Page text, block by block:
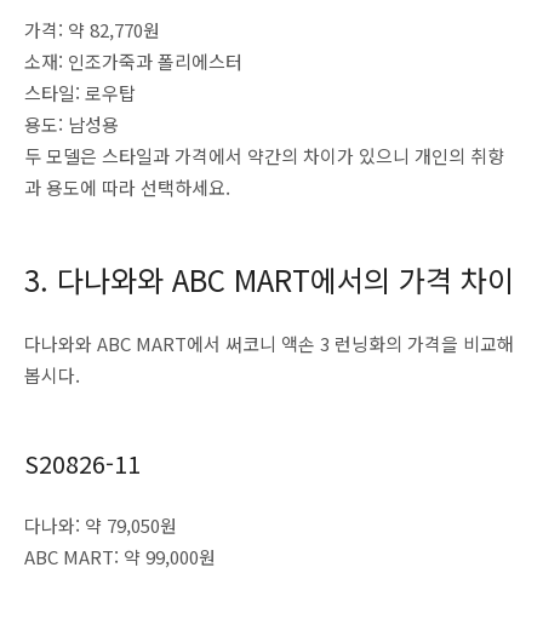
가격: 약 82,770원
소재: 인조가죽과 폴리에스터
스타일: 로우탑
용도: 남성용
두 모델은 스타일과 가격에서 약간의 차이가 있으니 개인의 취향
과 용도에 따라 선택하세요.
3. 다나와와 ABC MART에서의 가격 차이
다나와와 ABC MART에서 써코니 액손 3 런닝화의 가격을 비교해
봅시다.
S20826-11
다나와: 약 79,050원
ABC MART: 약 99,000원